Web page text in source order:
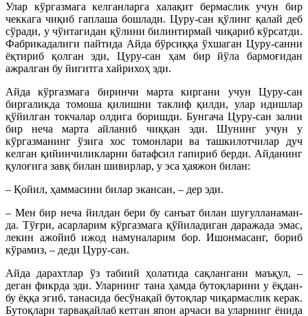
Улар кўргазмага келганларга халақит бермаслик учун бир
чеккага чиқиб гаплаша бошлади. Цуру-сан қўлинг қалай деб
сўради, у чўнтагидан қўлини билинтирмай чиқариб кўрсатди.
Фабрикадалиги пайтида Айда бўрсиққа ўхшаган Цуру-санни
ёқтириб қолган эди, Цуру-сан ҳам бир йўла бармоғидан
ажралган бу йигитга хайрихоҳ эди.
Айда кўргазмага биринчи марта киргани учун Цуру-сан
биргаликда томоша қилишни таклиф қилди, улар идишлар
қўйилган токчалар олдига боришди. Бунгача Цуру-сан зални
бир неча марта айланиб чиққан эди. Шунинг учун у
кўргазманинг ўзига хос томонлари ва ташкилотчилар дуч
келган қийинчиликларни батафсил гапириб берди. Айданинг
қулоғига завқ билан шивирлар, у эса ҳаяжон билан:
– Қойил, ҳаммасини билар экансан, – дер эди.
– Мен бир неча йилдан бери бу санъат билан шуғулланаман-
да. Тўғри, асарларим кўргазмага қўйиладиган даражада эмас,
лекин ажойиб ижод намуналарим бор. Ишонмасанг, бориб
кўрамиз, – деди Цуру-сан.
Айда дарахтлар ўз табиий ҳолатида сақлангани маъқул, –
деган фикрда эди. Уларнинг тана ҳамда бутоқларини у ёқдан-
бу ёққа эгиб, танасида бесўнақай бутоқлар чиқармаслик керак.
Бутоқлари тарвақайлаб кетган япон арчаси ва уларнинг ёнида